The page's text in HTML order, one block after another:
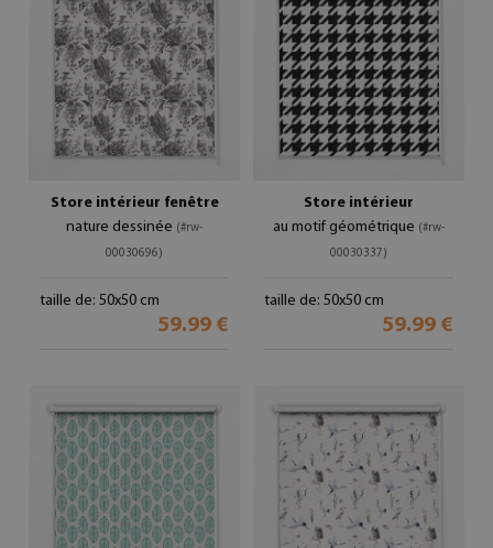
Store intérieur fenêtre
nature dessinée (#rw-
00030696)
taille de: 50x50 cm
59.99 €
Store intérieur
au motif géométrique (#rw-
00030337)
taille de: 50x50 cm
59.99 €